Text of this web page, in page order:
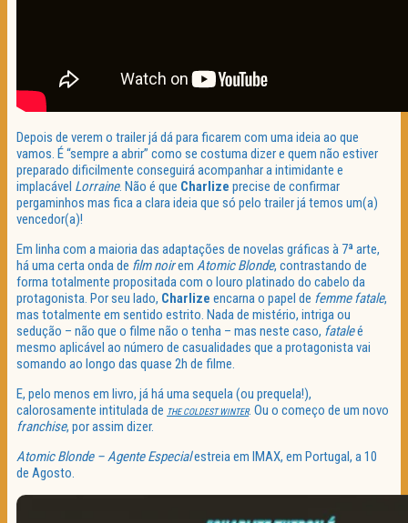
Depois de verem o trailer já dá para ficarem com uma ideia ao que
vamos. É “sempre a abrir” como se costuma dizer e quem não estiver
preparado dificilmente conseguirá acompanhar a intimidante e
implacável Lorraine. Não é que Charlize precise de confirmar
pergaminhos mas fica a clara ideia que só pelo trailer já temos um(a)
vencedor(a)!
Em linha com a maioria das adaptações de novelas gráficas à 7ª arte,
há uma certa onda de film noirem Atomic Blonde, contrastando de
forma totalmente propositada com o louro platinado do cabelo da
protagonista. Por seu lado, Charlize encarna o papel de femme fatale,
mas totalmente em sentido estrito. Nada de mistério, intriga ou
sedução – não que o filme não o tenha – mas neste caso, fataleé
mesmo aplicável ao número de casualidades que a protagonista vai
somando ao longo das quase 2h de filme.
E, pelo menos em livro, já há uma sequela (ou prequela!),
calorosamente intitulada de THE COLDEST WINTER. Ou o começo de um novo
franchise, por assim dizer.
Atomic Blonde – Agente Especialestreia em IMAX, em Portugal, a 10
de Agosto.